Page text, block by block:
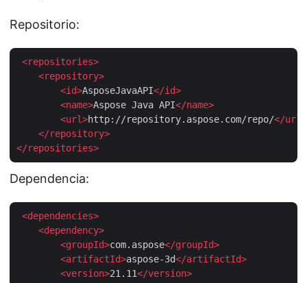
Repositorio:
<repositories>
<repository>
<id>AsposeJavaAPI</id>
<name>Aspose Java API</name>
<url>http://repository.aspose.com/repo/</url
</repository>
</repositories>
Dependencia:
<dependencies>
<dependency>
<groupId>com.aspose</groupId>
<artifactId>aspose-3d</artifactId>
<version>21.11</version>